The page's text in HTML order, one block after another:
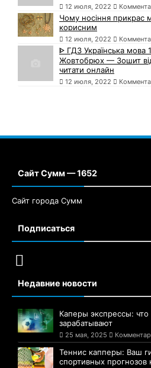
12 июля, 2022
Чому носіння прикрас
корисним
12 июля, 2022
ᐈ ГДЗ Українська мова
Жовтобрюх — Зошит
читати онлайн
12 июля, 2022
Сайт Сумм — 1652
Сайт города Сумм
Подписаться
Недавние новости
Каперы экспрессы: что
зарабатывают
25 мая, 2025
Теннис капперы: Ваш
спортивных прогнозов